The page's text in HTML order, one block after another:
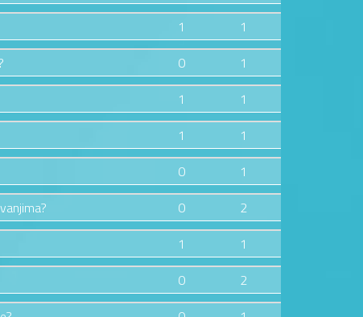
1
1
0
1
1
1
1
1
0
1
0
2
1
1
0
2